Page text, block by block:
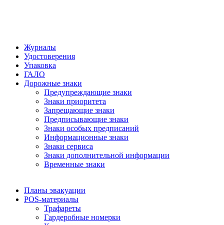
Журналы
Удостоверения
Упаковка
ГАЛО
Дорожные знаки
Предупреждающие знаки
Знаки приоритета
Запрещающие знаки
Предписывающие знаки
Знаки особых предписаний
Информационные знаки
Знаки сервиса
Знаки дополнительной информации
Временные знаки
Планы эвакуации
POS-материалы
Трафареты
Гардеробные номерки